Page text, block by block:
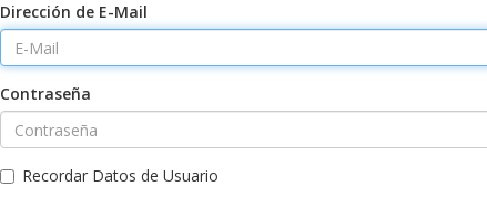
Dirección de E-Mail
Contraseña
Recordar Datos de Usuario